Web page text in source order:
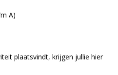
A)
plaatsvindt, krijgen jullie hier